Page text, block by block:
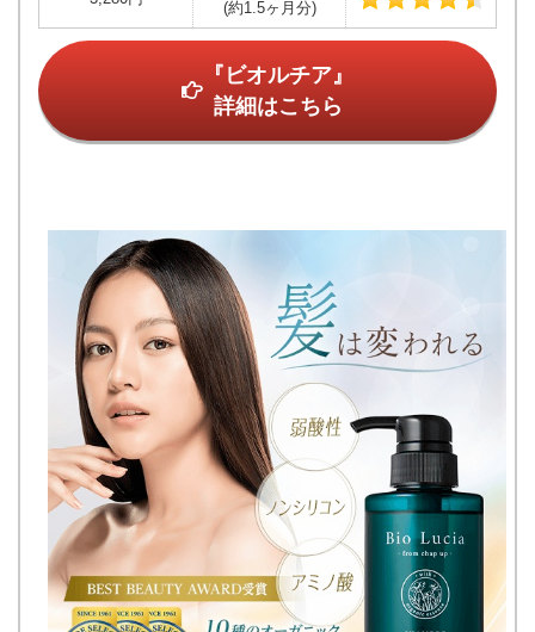
(約1.5ヶ月分)
『ビオルチア』
詳細はこちら